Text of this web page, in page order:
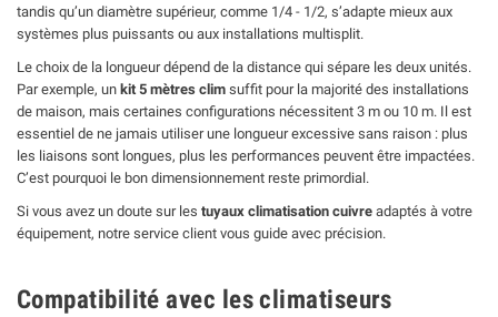
tandis qu’un diamètre supérieur, comme 1/4 - 1/2, s’adapte mieux aux
systèmes plus puissants ou aux installations multisplit.
Le choix de la longueur dépend de la distance qui sépare les deux unités.
Par exemple, un kit 5 mètres clim suffit pour la majorité des installations
de maison, mais certaines configurations nécessitent 3 m ou 10 m. Il est
essentiel de ne jamais utiliser une longueur excessive sans raison : plus
les liaisons sont longues, plus les performances peuvent être impactées.
C’est pourquoi le bon dimensionnement reste primordial.
Si vous avez un doute sur les tuyaux climatisation cuivre adaptés à votre
équipement, notre service client vous guide avec précision.
Compatibilité avec les climatiseurs